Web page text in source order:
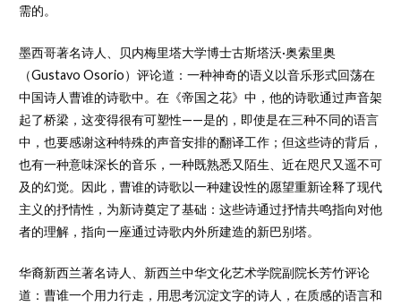
需的。
墨西哥著名诗人、贝内梅里塔大学博士古斯塔沃·奥索里奥
（Gustavo Osorio）评论道：一种神奇的语义以音乐形式回荡在
中国诗人曹谁的诗歌中。在《帝国之花》中，他的诗歌通过声音架
起了桥梁，这变得很有可塑性——是的，即使是在三种不同的语言
中，也要感谢这种特殊的声音安排的翻译工作；但这些诗的背后，
也有一种意味深长的音乐，一种既熟悉又陌生、近在咫尺又遥不可
及的幻觉。因此，曹谁的诗歌以一种建设性的愿望重新诠释了现代
主义的抒情性，为新诗奠定了基础：这些诗通过抒情共鸣指向对他
者的理解，指向一座通过诗歌内外所建造的新巴别塔。
华裔新西兰著名诗人、新西兰中华文化艺术学院副院长芳竹评论
道：曹谁一个用力行走，用思考沉淀文字的诗人，在质感的语言和